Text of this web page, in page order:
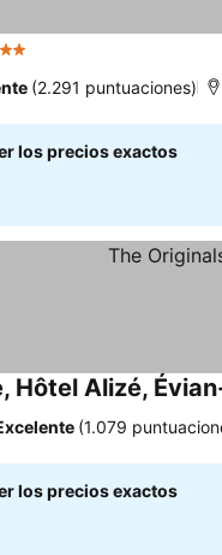
(2.291 puntuaciones)
los precios exactos
Hôtel Alizé,
(1.079
los precios exactos